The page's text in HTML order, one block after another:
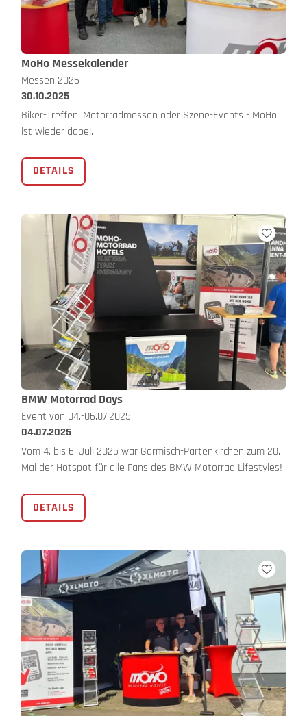
MoHo Messekalender
Messen 2026
30.10.2025
Biker-Treffen, Motorradmessen oder Szene-Events - MoHo
ist wieder dabei.
DETAILS
BMW Motorrad Days
Event von 04.-06.07.2025
04.07.2025
Vom 4. bis 6. Juli 2025 war Garmisch-Partenkirchen zum 20.
Mal der Hotspot für alle Fans des BMW Motorrad Lifestyles!
DETAILS